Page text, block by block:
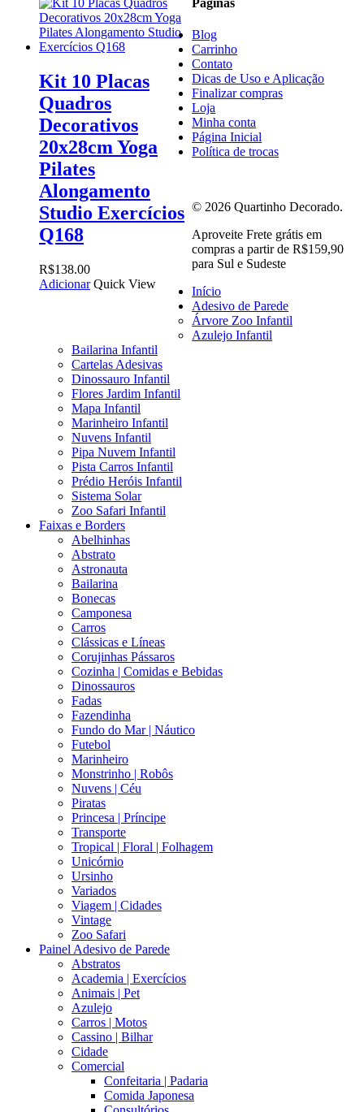
Kit 10 Placas
Quadros
Decorativos
20x28cm Yoga
Pilates
Alongamento
Studio Exercícios
Q168
R$138.00
Adicionar Quick View
Páginas
Blog
Carrinho
Contato
Dicas de Uso e Aplicação
Finalizar compras
Loja
Minha conta
Página Inicial
Política de trocas
© 2026 Quartinho Decorado.
Close
Menu
Aproveite Frete grátis em
compras a partir de R$159,90
para Sul e Sudeste
Início
Adesivo de Parede
Árvore Zoo Infantil
Azulejo Infantil
Bailarina Infantil
Cartelas Adesivas
Dinossauro Infantil
Flores Jardim Infantil
Mapa Infantil
Marinheiro Infantil
Nuvens Infantil
Pipa Nuvem Infantil
Pista Carros Infantil
Prédio Heróis Infantil
Sistema Solar
Zoo Safari Infantil
Faixas e Borders
Abelhinhas
Abstrato
Astronauta
Bailarina
Bonecas
Camponesa
Carros
Clássicas e Líneas
Corujinhas Pássaros
Cozinha | Comidas e Bebidas
Dinossauros
Fadas
Fazendinha
Fundo do Mar | Náutico
Futebol
Marinheiro
Monstrinho | Robôs
Nuvens | Céu
Piratas
Princesa | Príncipe
Transporte
Tropical | Floral | Folhagem
Unicórnio
Ursinho
Variados
Viagem | Cidades
Vintage
Zoo Safari
Painel Adesivo de Parede
Abstratos
Academia | Exercícios
Animais | Pet
Azulejo
Carros | Motos
Cassino | Bilhar
Cidade
Comercial
Confeitaria | Padaria
Comida Japonesa